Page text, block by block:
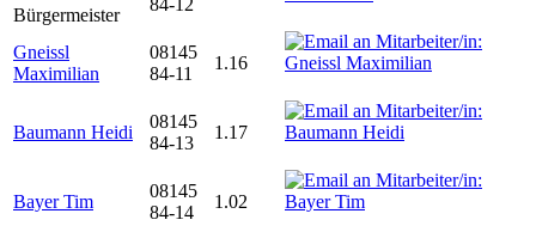
Bürgermeister
84-12
Gneissl
Maximilian
08145
84-11
1.16
Baumann Heidi
08145
84-13
1.17
Bayer Tim
08145
84-14
1.02